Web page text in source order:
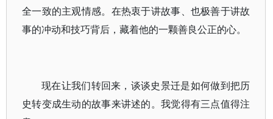
全一致的主观情感。在热衷于讲故事、也极善于讲故
事的冲动和技巧背后，藏着他的一颗善良公正的心。
现在让我们转回来，谈谈史景迁是如何做到把历
史转变成生动的故事来讲述的。我觉得有三点值得注